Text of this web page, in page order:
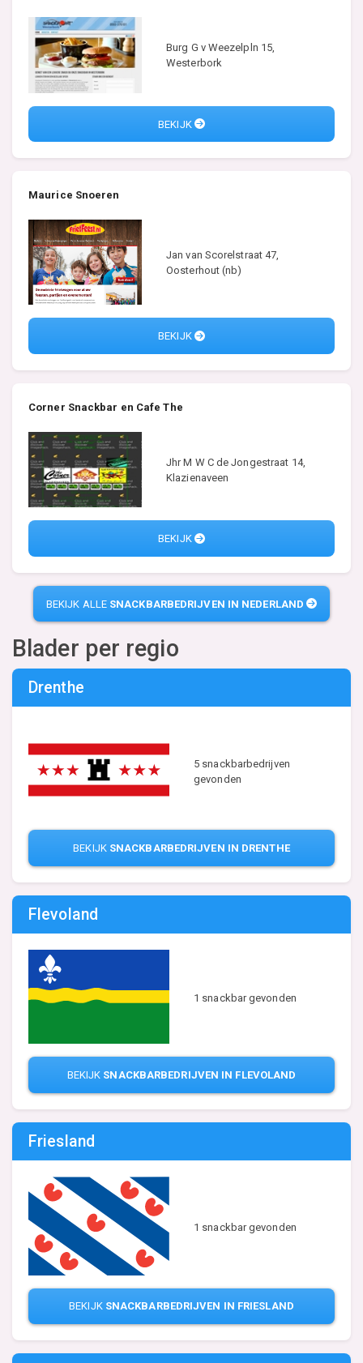
Burg G v Weezelpln 15,
Westerbork
BEKIJK
Maurice Snoeren
Jan van Scorelstraat 47,
Oosterhout (nb)
BEKIJK
Corner Snackbar en Cafe The
Jhr M W C de Jongestraat 14,
Klazienaveen
BEKIJK
BEKIJK ALLE SNACKBARBEDRIJVEN IN NEDERLAND
Blader per regio
Drenthe
5 snackbarbedrijven
gevonden
BEKIJK SNACKBARBEDRIJVEN IN DRENTHE
Flevoland
1 snackbar gevonden
BEKIJK SNACKBARBEDRIJVEN IN FLEVOLAND
Friesland
1 snackbar gevonden
BEKIJK SNACKBARBEDRIJVEN IN FRIESLAND